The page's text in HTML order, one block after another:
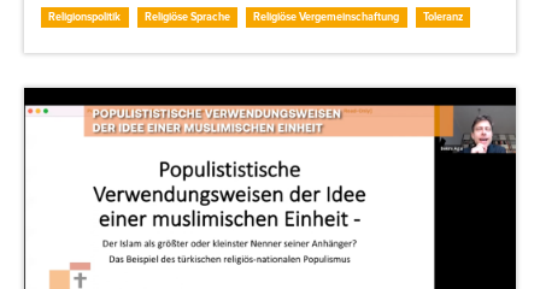
Religionspolitik
Religiöse Sprache Religiöse Vergemeinschaftung Toleranz